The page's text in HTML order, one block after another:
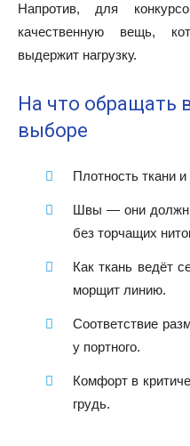
Напротив, для
качественную вещь,
выдержит нагрузку.
На что обращать
выборе
Плотность ткани
Швы — они
без торчащих
Как ткань ведёт
морщит линию.
Соответствие
у портного.
Комфорт в
грудь.